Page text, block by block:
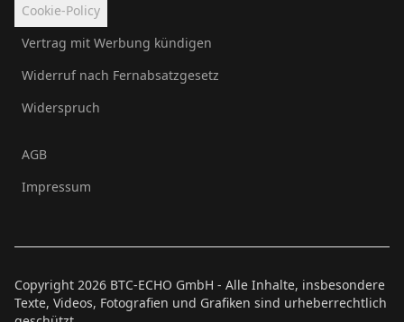
Cookie-Policy
Vertrag mit Werbung kündigen
Widerruf nach Fernabsatzgesetz
Widerspruch
AGB
Impressum
Copyright 2026 BTC-ECHO GmbH - Alle Inhalte, insbesondere
Texte, Videos, Fotografien und Grafiken sind urheberrechtlich